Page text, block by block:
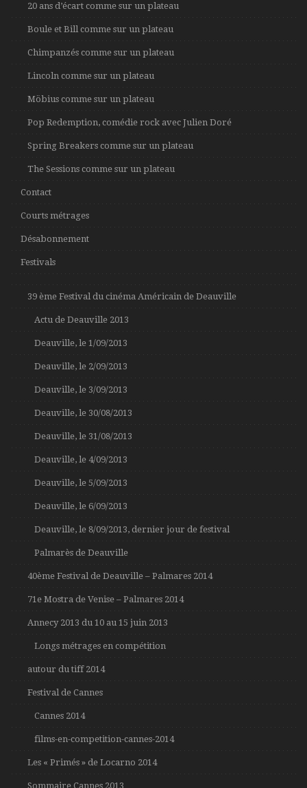
20 ans d’écart comme sur un plateau
Boule et Bill comme sur un plateau
Chimpanzés comme sur un plateau
Lincoln comme sur un plateau
Möbius comme sur un plateau
Pop Redemption, comédie rock avec Julien Doré
Spring Breakers comme sur un plateau
The Sessions comme sur un plateau
Contact
Courts métrages
Désabonnement
Festivals
39 ème Festival du cinéma Américain de Deauville
Actu de Deauville 2013
Deauville, le 1/09/2013
Deauville, le 2/09/2013
Deauville, le 3/09/2013
Deauville, le 30/08/2013
Deauville, le 31/08/2013
Deauville, le 4/09/2013
Deauville, le 5/09/2013
Deauville, le 6/09/2013
Deauville, le 8/09/2013, dernier jour de festival
Palmarès de Deauville
40ème Festival de Deauville – Palmares 2014
71e Mostra de Venise – Palmares 2014
Annecy 2013 du 10 au 15 juin 2013
Longs métrages en compétition
autour du tiff 2014
Festival de Cannes
Cannes 2014
films-en-competition-cannes-2014
Les « Primés » de Locarno 2014
Sommaire Cannes 2013